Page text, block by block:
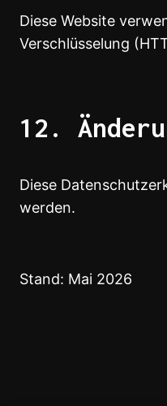
Diese Website
Verschlüsselung
12.
Diese
werden.
Stand: Mai 2026